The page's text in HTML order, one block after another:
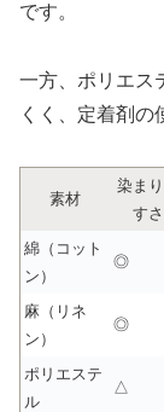
です。
一方、ポリエス
くく、定着剤の
素材
染ま
すさ
綿（コット
ン）
◎
麻（リネ
ン）
◎
ポリエステ
ル
△